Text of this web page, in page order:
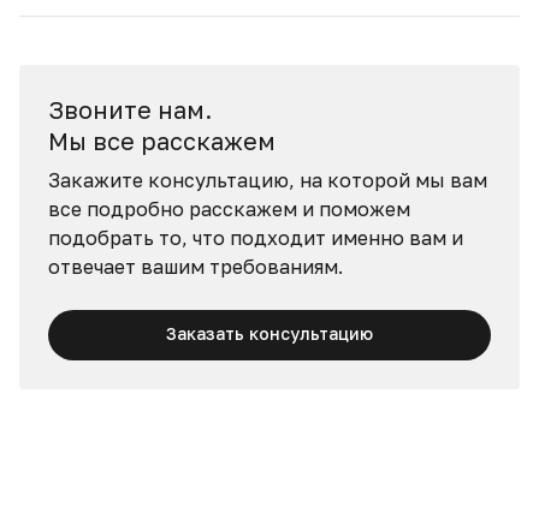
Звоните нам.
Мы все расскажем
Закажите консультацию, на которой мы вам
все подробно расскажем и поможем
подобрать то, что подходит именно вам и
отвечает вашим требованиям.
Заказать консультацию